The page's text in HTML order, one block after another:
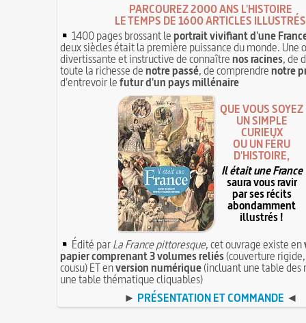
PARCOUREZ 2000 ANS L'HISTOIRE
LE TEMPS DE 1600 ARTICLES ILLUSTRÉS
1400 pages brossant leportrait vivifiant d'une
deux siècles était la première puissance du monde. Une
divertissante et instructive de connaîtrenos racines, de
toute la richesse denotre passé, de comprendrenotre
d'entrevoir lefutur d'un pays millénaire
QUE VOUS SOYEZ
UN SIMPLE
CURIEUX
OU UN FÉRU
D'HISTOIRE,
Il était une France
saura vous ravir
par ses récits
abondamment
illustrés !
Édité parLa France pittoresque, cet ouvrage existe en
papier comprenant 3 volumes reliés(couverture
cousu) ET enversion numérique(incluant une table des
une table thématique cliquables)
► PRÉSENTATION ET COMMANDE ◄